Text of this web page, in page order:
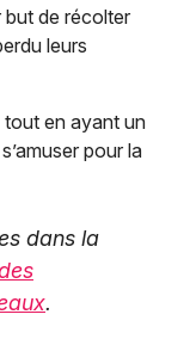
de récolter
leurs
tout en ayant un
pour la
dans la
.